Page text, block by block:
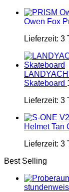
Owen Fox
Lieferzeit: 3
Skateboard
Lieferzeit: 3
Helmet Tan
Lieferzeit: 3
Best Selling